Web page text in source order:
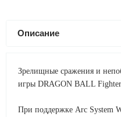
Описание
Зрелищные сражения и
игры DRAGON BALL
При поддержке Arc System